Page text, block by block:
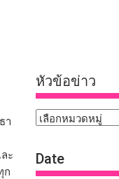
า
ะ
ก
หัวข้อข่าว
หัวข้อ
Date